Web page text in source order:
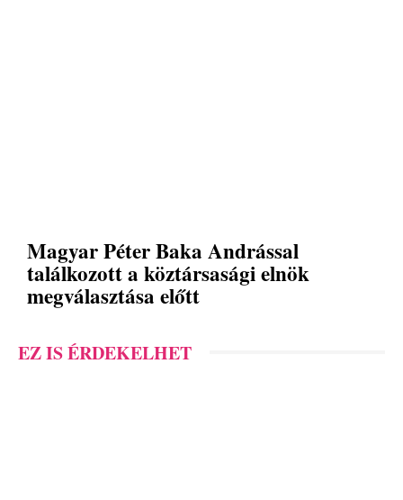
Magyar Péter Baka Andrással
találkozott a köztársasági elnök
megválasztása előtt
EZ IS ÉRDEKELHET